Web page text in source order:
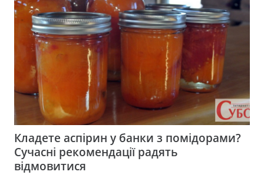
Кладете аспірин у банки з помідорами?
Сучасні рекомендації радять
відмовитися